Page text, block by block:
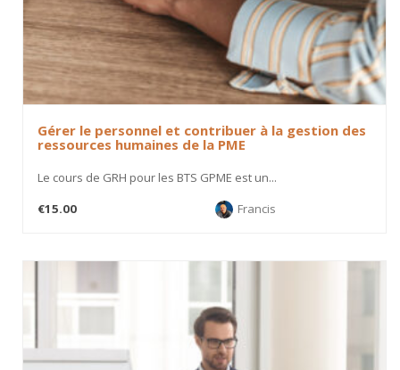
Gérer le personnel et contribuer à la gestion des
ressources humaines de la PME
Le cours de GRH pour les BTS GPME est un...
€15.00
Francis